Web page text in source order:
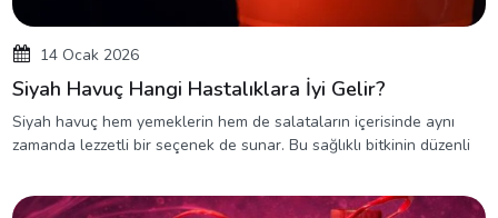
14 Ocak 2026
Siyah Havuç Hangi Hastalıklara İyi Gelir?
Siyah havuç hem yemeklerin hem de salataların içerisinde aynı
zamanda lezzetli bir seçenek de sunar. Bu sağlıklı bitkinin düzenli